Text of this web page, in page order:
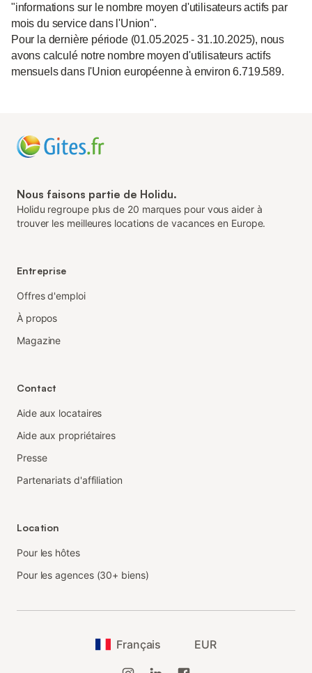
"informations sur le nombre moyen d'utilisateurs actifs par
mois du service dans l'Union".
Pour la dernière période (01.05.2025 - 31.10.2025), nous
avons calculé notre nombre moyen d'utilisateurs actifs
mensuels dans l'Union européenne à environ 6.719.589.
Nous faisons partie de Holidu.
Holidu regroupe plus de 20 marques pour vous aider à
trouver les meilleures locations de vacances en Europe.
Entreprise
Offres d'emploi
À propos
Magazine
Contact
Aide aux locataires
Aide aux propriétaires
Presse
Partenariats d'affiliation
Location
Pour les hôtes
Pour les agences (30+ biens)
Français EUR